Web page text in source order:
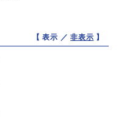
【 表示 ／非表示 】